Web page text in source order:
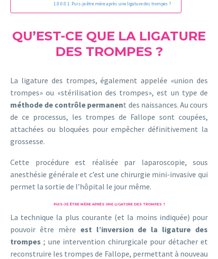
Puis-je être mère après une ligature des trompes ?
QU’EST-CE QUE LA LIGATURE
DES TROMPES ?
La ligature des trompes, également appelée «union des
trompes» ou «stérilisation des trompes», est un type de
méthode de contrôle permanent des naissances. Au cours
de ce processus, les trompes de Fallope sont coupées,
attachées ou bloquées pour empêcher définitivement la
grossesse.
Cette procédure est réalisée par laparoscopie, sous
anesthésie générale et c’est une chirurgie mini-invasive qui
permet la sortie de l’hôpital le jour même.
PUIS-JE ÊTRE MÈRE APRÈS UNE LIGATURE DES TROMPES ?
La technique la plus courante (et la moins indiquée) pour
pouvoir être mère est l’inversion de la ligature des
trompes ; une intervention chirurgicale pour détacher et
reconstruire les trompes de Fallope, permettant à nouveau